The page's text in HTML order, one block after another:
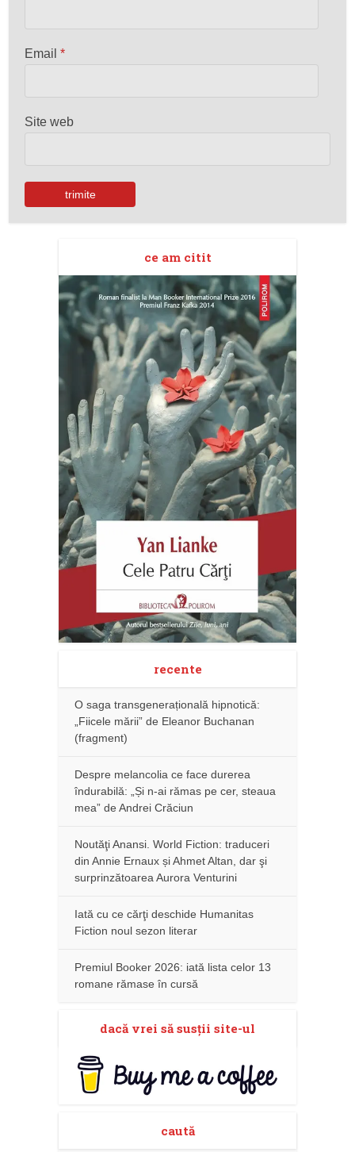
Email*
Site web
ce am citit
recente
O saga transgenerațională hipnotică:
„Fiicele mării” de Eleanor Buchanan
(fragment)
Despre melancolia ce face durerea
îndurabilă: „Și n-ai rămas pe cer, steaua
mea” de Andrei Crăciun
Noutăţi Anansi. World Fiction: traduceri
din Annie Ernaux și Ahmet Altan, dar şi
surprinzătoarea Aurora Venturini
Iată cu ce cărţi deschide Humanitas
Fiction noul sezon literar
Premiul Booker 2026: iată lista celor 13
romane rămase în cursă
dacă vrei să susţii site-ul
caută